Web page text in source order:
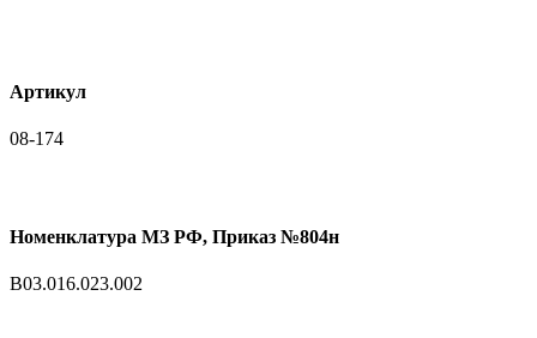
Артикул
08-174
Номенклатура МЗ РФ, Приказ №804н
B03.016.023.002